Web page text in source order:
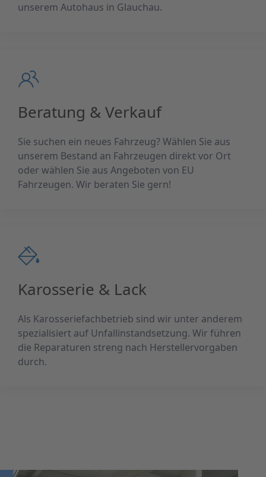
unserem Autohaus in Glauchau.
Beratung & Verkauf
Sie suchen ein neues Fahrzeug? Wählen Sie aus
unserem Bestand an Fahrzeugen direkt vor Ort
oder wählen Sie aus Angeboten von EU
Fahrzeugen. Wir beraten Sie gern!
Karosserie & Lack
Als Karosseriefachbetrieb sind wir unter anderem
spezialisiert auf Unfallinstandsetzung. Wir führen
die Reparaturen streng nach Herstellervorgaben
durch.